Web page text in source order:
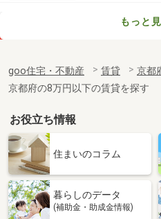
京都府京都市西京区桂芝ノ下
専有面積
43.49m²
間取り
2DK
京都府京都市下京区東中筋通
価 格
7.10万
京都府
天使突
専有面積
間取り
1K
もっと
goo住宅・不動産 賃貸
京都
京都府の8万円以下の賃貸を探す
お役立ち情報
住まいのコラム
暮らしのデータ
(補助金・助成金情報)